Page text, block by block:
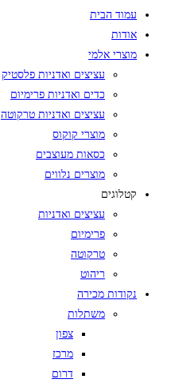
עמוד הבית
אודות
מוצרי אלמי
עציצים ואדניות פלסטיק
כדים ואדניות פרימיום
עציצים ואדניות טרקוטה
מוצרי קוקוס
כסאות מעוצבים
מוצרים נלווים
קטלוגים
עציצים ואדניות
פרימיום
טרקוטה
ריהוט
נקודות מכירה
משתלות
צפון
מרכז
דרום